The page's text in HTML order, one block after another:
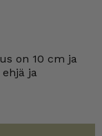
on 10 cm ja
ja